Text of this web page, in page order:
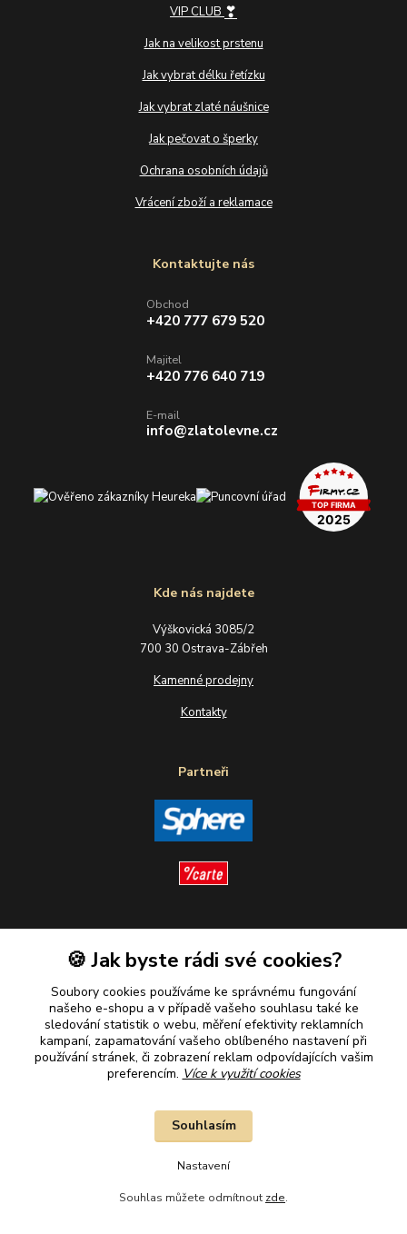
VIP CLUB ❣
Jak na velikost prstenu
Jak vybrat délku řetízku
Jak vybrat zlaté náušnice
Jak pečovat o šperky
Ochrana osobních údajů
Vrácení zboží a reklamace
Kde nás najdete
Výškovická 3085/2
700 30 Ostrava-Zábřeh
Kamenné prodejny
Kontakty
Partneři
Plaťte u nás bezpečně
Kontaktujte nás
Obchod
+420 777 679 520
Majitel
+420 776 640 719
E-mail
info@zlatolevne.cz
🍪 Jak byste rádi své cookies?
Soubory cookies používáme ke správnému fungování
našeho e-shopu a v případě vašeho souhlasu také ke
sledování statistik o webu, měření efektivity reklamních
kampaní, zapamatování vašeho oblíbeného nastavení při
používání stránek, či zobrazení reklam odpovídajících vašim
preferencím. Více k využití cookies
Nastavení
Souhlasím
Souhlas můžete odmítnout zde.